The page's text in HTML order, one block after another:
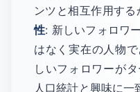
ンツと相互作用する
性: 新しいフォロワ
はなく実在の人物
しいフォロワーが
人口統計と興味に一